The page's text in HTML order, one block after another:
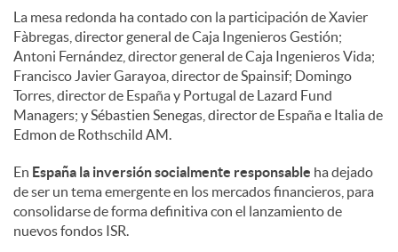
La mesa redonda ha contado con la participación de Xavier
Fàbregas, director general de Caja Ingenieros Gestión;
Antoni Fernández, director general de Caja Ingenieros Vida;
Francisco Javier Garayoa, director de Spainsif; Domingo
Torres, director de España y Portugal de Lazard Fund
Managers; y Sébastien Senegas, director de España e Italia de
Edmon de Rothschild AM.
En España la inversión socialmente responsable ha dejado
de ser un tema emergente en los mercados financieros, para
consolidarse de forma definitiva con el lanzamiento de
nuevos fondos ISR.